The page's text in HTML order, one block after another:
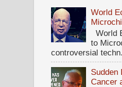
World
World
to
controversial
Sudden
Cancer